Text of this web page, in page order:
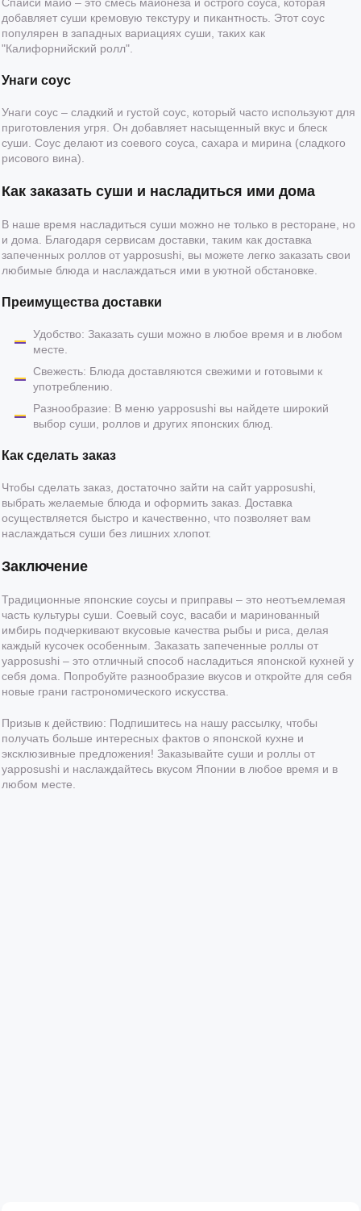
добавляет суши кремовую текстуру и пикантность. Этот соус
популярен в западных вариациях суши, таких как
"Калифорнийский ролл".
Унаги соус
Унаги соус – сладкий и густой соус, который часто используют для
приготовления угря. Он добавляет насыщенный вкус и блеск
суши. Соус делают из соевого соуса, сахара и мирина (сладкого
рисового вина).
Как заказать суши и насладиться ими дома
В наше время насладиться суши можно не только в ресторане, но
и дома. Благодаря сервисам доставки, таким как доставка
запеченных роллов от yapposushi, вы можете легко заказать свои
любимые блюда и наслаждаться ими в уютной обстановке.
Преимущества доставки
Удобство: Заказать суши можно в любое время и в любом
месте.
Свежесть: Блюда доставляются свежими и готовыми к
употреблению.
Разнообразие: В меню yapposushi вы найдете широкий
выбор суши, роллов и других японских блюд.
Как сделать заказ
Чтобы сделать заказ, достаточно зайти на сайт yapposushi,
выбрать желаемые блюда и оформить заказ. Доставка
осуществляется быстро и качественно, что позволяет вам
наслаждаться суши без лишних хлопот.
Заключение
Традиционные японские соусы и приправы – это неотъемлемая
часть культуры суши. Соевый соус, васаби и маринованный
имбирь подчеркивают вкусовые качества рыбы и риса, делая
каждый кусочек особенным. Заказать запеченные роллы от
yapposushi – это отличный способ насладиться японской кухней у
себя дома. Попробуйте разнообразие вкусов и откройте для себя
новые грани гастрономического искусства.
Призыв к действию: Подпишитесь на нашу рассылку, чтобы
получать больше интересных фактов о японской кухне и
эксклюзивные предложения! Заказывайте суши и роллы от
yapposushi и наслаждайтесь вкусом Японии в любое время и в
любом месте.